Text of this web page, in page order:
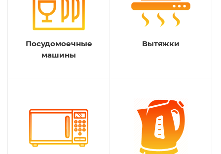
Посудомоечные
машины
Вытяжки